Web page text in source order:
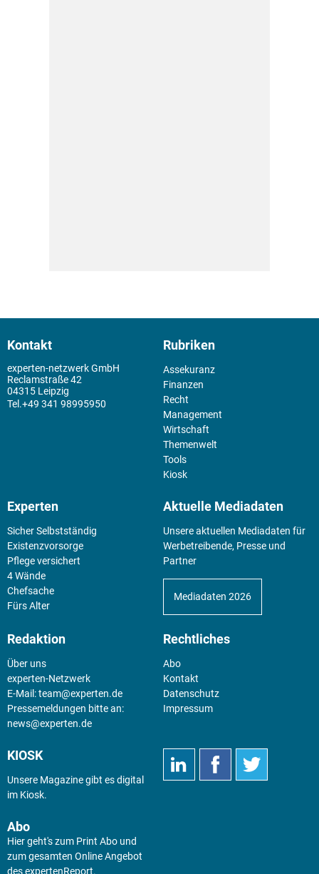
Kontakt
experten-netzwerk GmbH
Reclamstraße 42
04315 Leipzig
+49 341 98995950
Rubriken
Assekuranz
Finanzen
Recht
Management
Wirtschaft
Themenwelt
Tools
Kiosk
Experten
Sicher Selbstständig
Existenz­vorsorge
Pflege versichert
4 Wände
Chefsache
Fürs Alter
Aktuelle Mediadaten
Unsere aktuellen Mediadaten für
Werbetreibende, Presse und
Partner
Mediadaten 2026
Redaktion
Über uns
experten-Netzwerk
E-Mail:team@experten.de
Pressemeldungen bitte an:
news@experten.de
Rechtliches
Abo
Kontakt
Datenschutz
Impressum
KIOSK
Unsere Magazine gibt es digital
im Kiosk.
Abo
Hier geht's zum Print Abo und
zum gesamten Online Angebot
des expertenReport.